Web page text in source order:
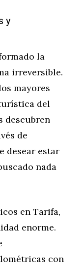
y
la
irreversible.
mayores
del
descubren
de
desear estar
nada
en Tarifa,
enorme.
con